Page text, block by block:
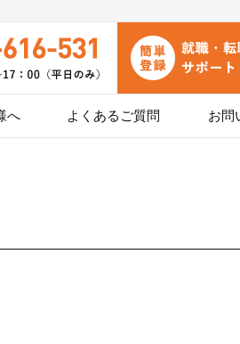
へ よくあるご質問 お問